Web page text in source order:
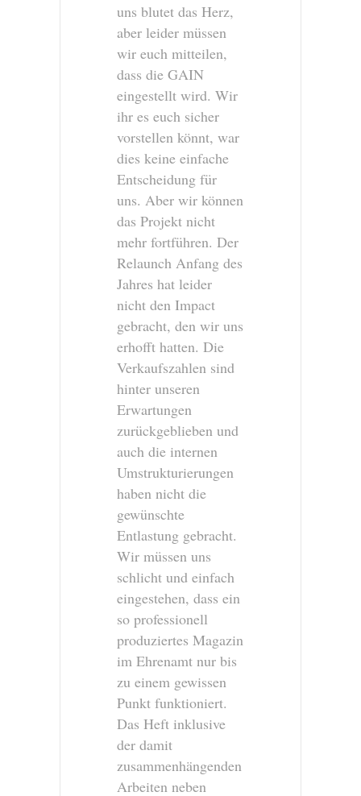
uns blutet das Herz,
aber leider müssen
wir euch mitteilen,
dass die GAIN
eingestellt wird. Wir
ihr es euch sicher
vorstellen könnt, war
dies keine einfache
Entscheidung für
uns. Aber wir können
das Projekt nicht
mehr fortführen. Der
Relaunch Anfang des
Jahres hat leider
nicht den Impact
gebracht, den wir uns
erhofft hatten. Die
Verkaufszahlen sind
hinter unseren
Erwartungen
zurückgeblieben und
auch die internen
Umstrukturierungen
haben nicht die
gewünschte
Entlastung gebracht.
Wir müssen uns
schlicht und einfach
eingestehen, dass ein
so professionell
produziertes Magazin
im Ehrenamt nur bis
zu einem gewissen
Punkt funktioniert.
Das Heft inklusive
der damit
zusammenhängenden
Arbeiten neben